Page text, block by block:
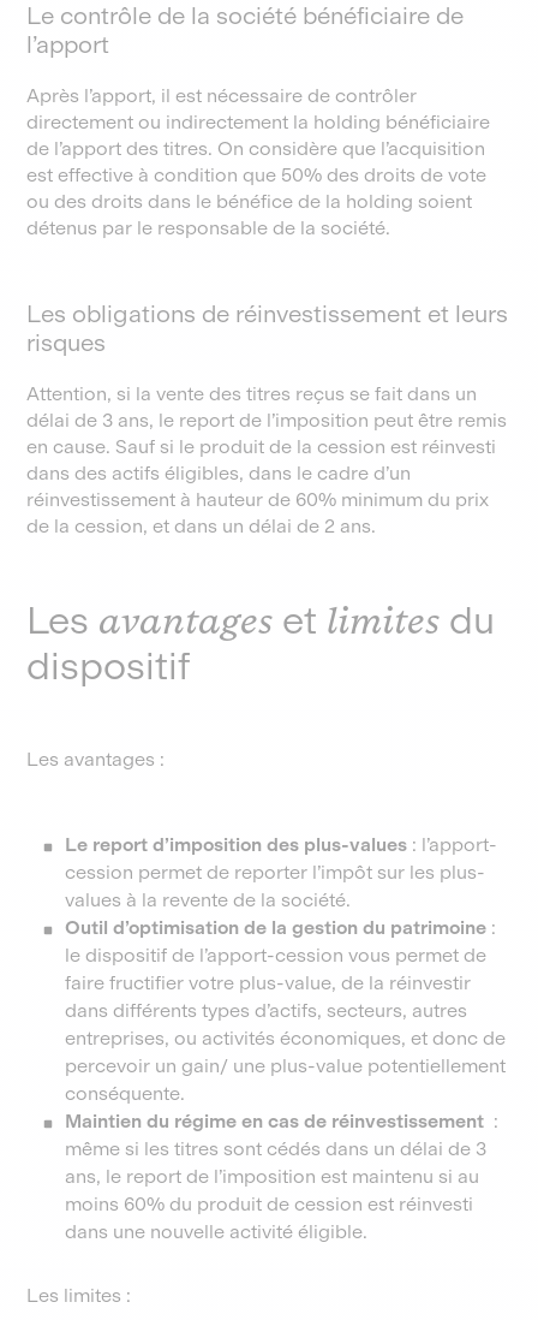
Le contrôle de la société bénéficiaire de
l’apport
Après l’apport, il est nécessaire de contrôler
directement ou indirectement la holding bénéficiaire
de l’apport des titres. On considère que l’acquisition
est effective à condition que 50% des droits de vote
ou des droits dans le bénéfice de la holding soient
détenus par le responsable de la société.
Les obligations de réinvestissement et leurs
risques
Attention, si la vente des titres reçus se fait dans un
délai de 3 ans, le report de l’imposition peut être remis
en cause. Sauf si le produit de la cession est réinvesti
dans des actifs éligibles, dans le cadre d’un
réinvestissement à hauteur de 60% minimum du prix
de la cession, et dans un délai de 2 ans.
Les avantages et limites du
dispositif
Les avantages :
Le report d’imposition des plus-values : l’apport-
cession permet de reporter l’impôt sur les plus-
values à la revente de la société.
Outil d’optimisation de la gestion du patrimoine :
le dispositif de l’apport-cession vous permet de
faire fructifier votre plus-value, de la réinvestir
dans différents types d’actifs, secteurs, autres
entreprises, ou activités économiques, et donc de
percevoir un gain/ une plus-value potentiellement
conséquente.
Maintien du régime en cas de réinvestissement :
même si les titres sont cédés dans un délai de 3
ans, le report de l’imposition est maintenu si au
moins 60% du produit de cession est réinvesti
dans une nouvelle activité éligible.
Les limites :